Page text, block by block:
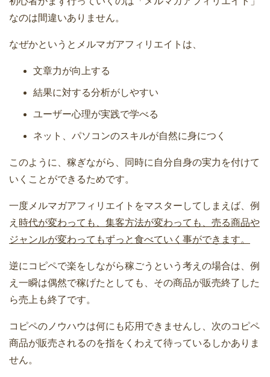
なのは間違いありません。
なぜかというとメルマガアフィリエイトは、
文章力が向上する
結果に対する分析がしやすい
ユーザー心理が実践で学べる
ネット、パソコンのスキルが自然に身につく
このように、稼ぎながら、同時に自分自身の実力を付けて
いくことができるためです。
一度メルマガアフィリエイトをマスターしてしまえば、例
え 時代が変わっても、集客方法が変わっても、売る商品や
ジャンルが変わってもずっと食べていく事ができます。
逆にコピペで楽をしながら稼ごうという考えの場合は、例
え一瞬は偶然で稼げたとしても、その商品が販売終了した
ら売上も終了です。
コピペのノウハウは何にも応用できませんし、次のコピペ
商品が販売されるのを指をくわえて待っているしかありま
せん。